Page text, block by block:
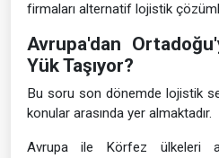
firmaları alternatif lojistik
Avrupa'dan
Yük Taşıyor?
Bu soru son dönemde lojistik
konular arasında yer almaktadır.
Avrupa ile Körfez ülkeleri